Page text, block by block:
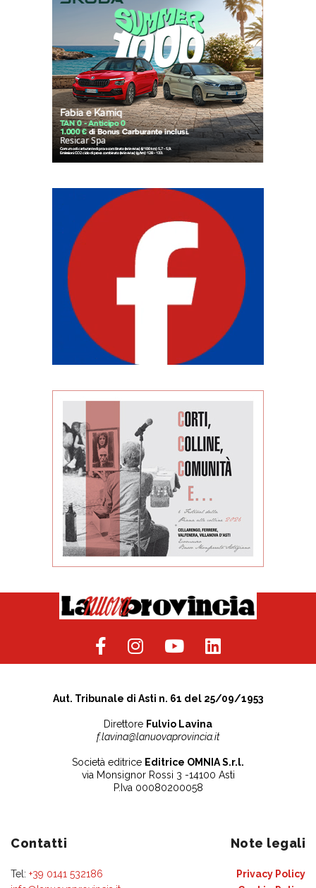
Aut. Tribunale di Asti n. 61 del 25/09/1953
Direttore Fulvio Lavina
f.lavina@lanuovaprovincia.it
Società editrice Editrice OMNIA S.r.l.
via Monsignor Rossi 3 -14100 Asti
P.Iva 00080200058
Contatti
Tel: +39 0141 532186
Note legali
Privacy Policy